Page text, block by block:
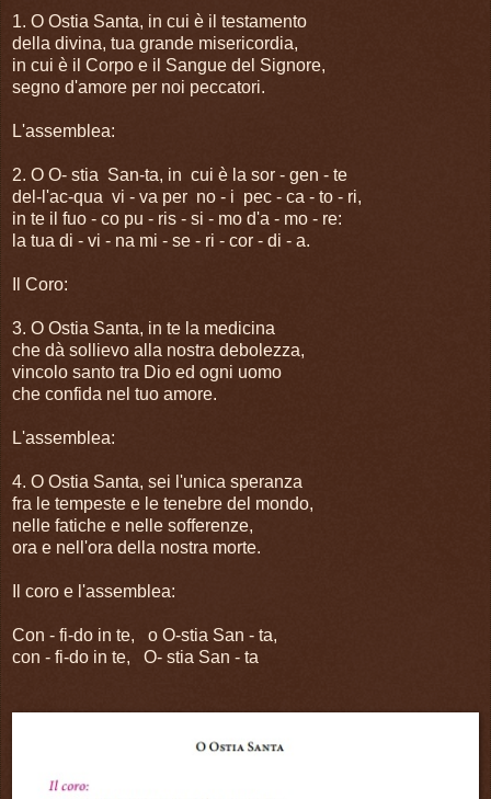
1. O Ostia Santa, in cui è il testamento
della divina, tua grande misericordia,
in cui è il Corpo e il Sangue del Signore,
segno d'amore per noi peccatori.
L'assemblea:
2. O O- stia San-ta, in cui è la sor - gen - te
del-l'ac-qua vi - va per no - i pec - ca - to - ri,
in te il fuo - co pu - ris - si - mo d'a - mo - re:
la tua di - vi - na mi - se - ri - cor - di - a.
Il Coro:
3. O Ostia Santa, in te la medicina
che dà sollievo alla nostra debolezza,
vincolo santo tra Dio ed ogni uomo
che confida nel tuo amore.
L'assemblea:
4. O Ostia Santa, sei l'unica speranza
fra le tempeste e le tenebre del mondo,
nelle fatiche e nelle sofferenze,
ora e nell'ora della nostra morte.
Il coro e l'assemblea:
Con - fi-do in te, o O-stia San - ta,
con - fi-do in te, O- stia San - ta